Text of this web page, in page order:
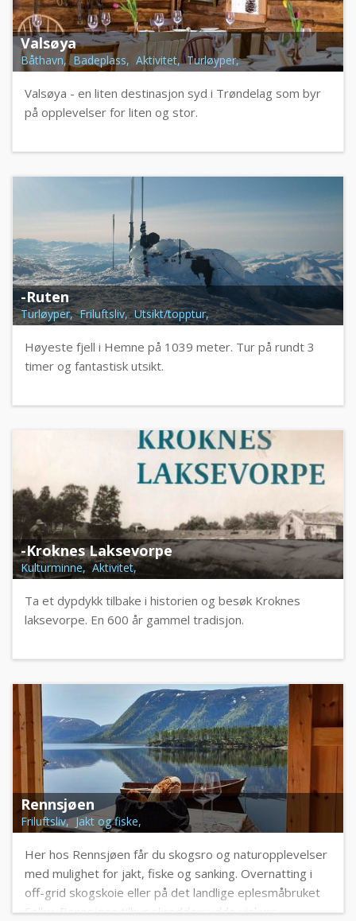
Valsøya
Båthavn, Badeplass, Aktivitet, Turløyper,
Valsøya - en liten destinasjon syd i Trøndelag som byr
på opplevelser for liten og stor.
-Ruten
Turløyper, Friluftsliv, Utsikt/topptur,
Høyeste fjell i Hemne på 1039 meter. Tur på rundt 3
timer og fantastisk utsikt.
-Kroknes Laksevorpe
Kulturminne, Aktivitet,
Ta et dypdykk tilbake i historien og besøk Kroknes
laksevorpe. En 600 år gammel tradisjon.
Rennsjøen
Friluftsliv, Jakt og fiske,
Her hos Rennsjøen får du skogsro og naturopplevelser
med mulighet for jakt, fiske og sanking. Overnatting i
off-grid skogskoie eller på det landlige eplesmåbruket
Solbu. Rennsjøen tilbyr skreddersydde vinkurs,